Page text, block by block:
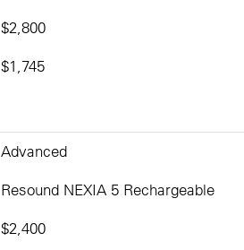
$2,800
$1,745
Advanced
Resound NEXIA 5 Rechargeable
$2,400